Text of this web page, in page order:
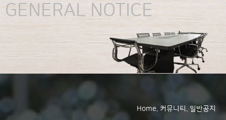
GENERAL NOTICE
Home. 커뮤니티. 일반공지